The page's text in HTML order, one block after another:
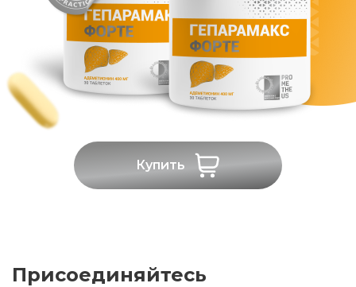
Купить
Присоединяйтесь